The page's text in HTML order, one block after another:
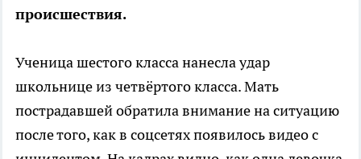
происшествия.
Ученица шестого класса нанесла удар
школьнице из четвёртого класса. Мать
пострадавшей обратила внимание на ситуацию
после того, как в соцсетях появилось видео с